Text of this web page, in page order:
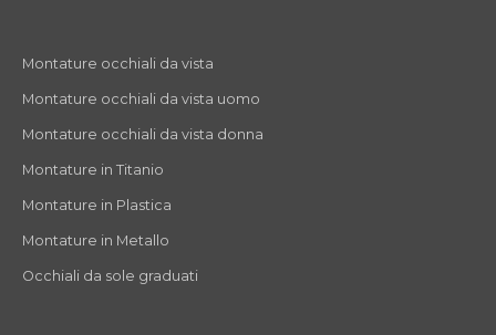
Montature occhiali da vista
Montature occhiali da vista uomo
Montature occhiali da vista donna
Montature in Titanio
Montature in Plastica
Montature in Metallo
Occhiali da sole graduati